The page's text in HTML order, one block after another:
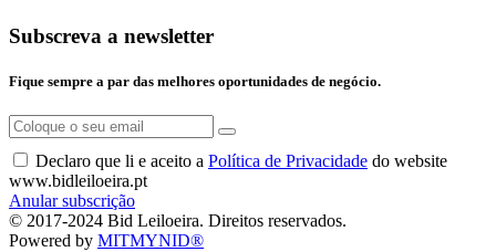
Subscreva a newsletter
Fique sempre a par das melhores oportunidades de negócio.
Declaro que li e aceito a Política de Privacidade do website
www.bidleiloeira.pt
Anular subscrição
© 2017-2024 Bid Leiloeira. Direitos reservados.
Powered by MITMYNID®